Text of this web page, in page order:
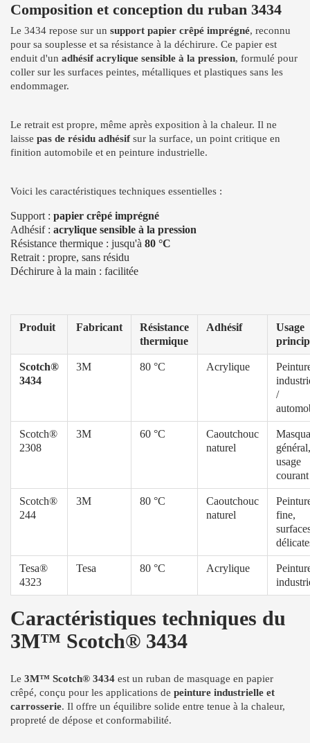
Composition et conception du ruban 3434
Le 3434 repose sur un support papier crêpé imprégné, reconnu
pour sa souplesse et sa résistance à la déchirure. Ce papier est
enduit d'un adhésif acrylique sensible à la pression, formulé pour
coller sur les surfaces peintes, métalliques et plastiques sans les
endommager.
Le retrait est propre, même après exposition à la chaleur. Il ne
laisse pas de résidu adhésifsur la surface, un point critique en
finition automobile et en peinture industrielle.
Voici les caractéristiques techniques essentielles :
Support : papier crêpé imprégné
Adhésif : acrylique sensible à la pression
Résistance thermique : jusqu'à 80 °C
Retrait : propre, sans résidu
Déchirure à la main : facilitée
Produit Fabricant
Résistance
thermique
Adhésif
Usage
Scotch®
3434
3M 80 °C Acrylique
/
Scotch®
2308
3M 60 °C
Caoutchouc
naturel
général,
usage
courant
Scotch®
244
3M 80 °C
Caoutchouc
naturel
fine,
Tesa®
4323
Tesa 80 °C Acrylique
Caractéristiques techniques du
3M™ Scotch® 3434
Le 3M™ Scotch® 3434 est un ruban de masquage en papier
crêpé, conçu pour les applications de peinture industrielle et
carrosserie. Il offre un équilibre solide entre tenue à la chaleur,
propreté de dépose et conformabilité.